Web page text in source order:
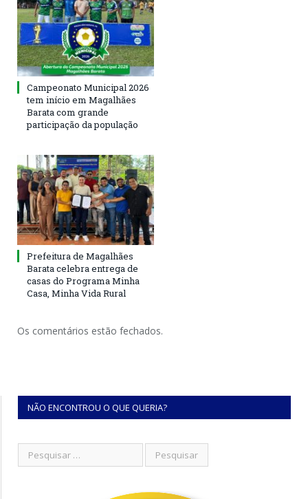
Campeonato Municipal 2026
tem início em Magalhães
Barata com grande
participação da população
Prefeitura de Magalhães
Barata celebra entrega de
casas do Programa Minha
Casa, Minha Vida Rural
Os comentários estão fechados.
NÃO ENCONTROU O QUE QUERIA?